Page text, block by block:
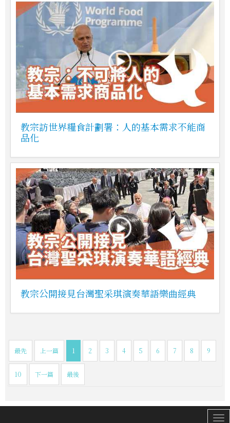
教宗訪世界糧食計劃署：人的基本需求不能商
品化
教宗公開接見台灣聖采琪演奏華語樂曲經典
最先 上一篇 1 2 3 4 5 6 7 8 9
10 下一篇 最後